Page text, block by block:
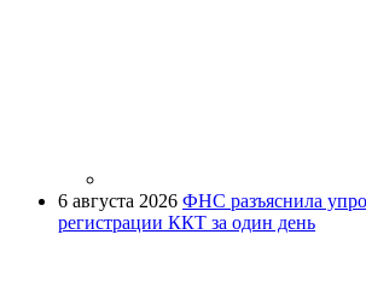
6 августа 2026 ФНС разъяснила
регистрации ККТ за один день